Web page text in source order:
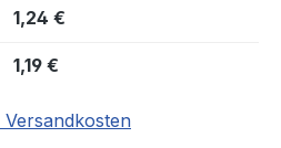
1,24 €
1,19 €